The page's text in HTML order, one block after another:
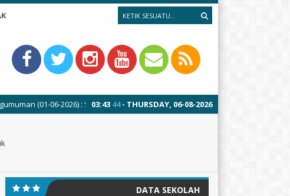
03:43 45- THURSDAY, 06-08-2026
2026) : Sistem Penerimaan Murid Baru (SPMB) SMAN 1 Batusangkar
DATA SEKOLAH